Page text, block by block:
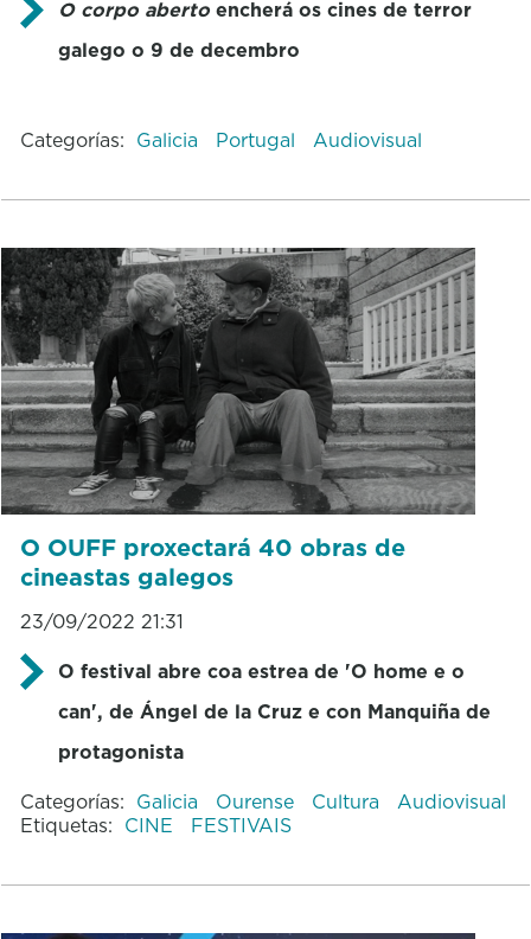
O corpo abertoencherá os cines de terror
galego o 9 de decembro
Categorías: Galicia Portugal Audiovisual
O OUFF proxectará 40 obras de
cineastas galegos
23/09/2022 21:31
O festival abre coa estrea de 'O home e o
can', de Ángel de la Cruz e con Manquiña de
protagonista
Categorías: Galicia Ourense Cultura
Audiovisual
Etiquetas: CINE FESTIVAIS